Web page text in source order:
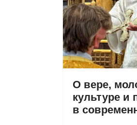
О вере,
культуре и
в